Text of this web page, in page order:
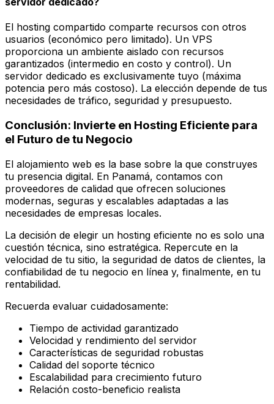
El hosting compartido comparte recursos con otros
usuarios (económico pero limitado). Un VPS
proporciona un ambiente aislado con recursos
garantizados (intermedio en costo y control). Un
servidor dedicado es exclusivamente tuyo (máxima
potencia pero más costoso). La elección depende de tus
necesidades de tráfico, seguridad y presupuesto.
Conclusión: Invierte en Hosting Eficiente para
el Futuro de tu Negocio
El alojamiento web es la base sobre la que construyes
tu presencia digital. En Panamá, contamos con
proveedores de calidad que ofrecen soluciones
modernas, seguras y escalables adaptadas a las
necesidades de empresas locales.
La decisión de elegir un hosting eficiente no es solo una
cuestión técnica, sino estratégica. Repercute en la
velocidad de tu sitio, la seguridad de datos de clientes, la
confiabilidad de tu negocio en línea y, finalmente, en tu
rentabilidad.
Recuerda evaluar cuidadosamente:
Tiempo de actividad garantizado
Velocidad y rendimiento del servidor
Características de seguridad robustas
Calidad del soporte técnico
Escalabilidad para crecimiento futuro
Relación costo-beneficio realista